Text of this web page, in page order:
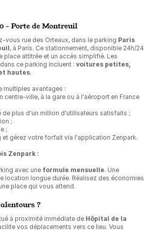
- Porte de Montreuil
vous rue des Orteaux, dans le parking Paris
, à Paris. Ce stationnement, disponible 24h/24
place attitrée et un accès simplifié. Les
ce parking incluent : voitures petites,
hautes.
multiples avantages :
centre-ville, à la gare ou à l'aéroport en France
de plus d'un million d'utilisateurs satisfaits ;
;
;
et gérez votre forfait via l'application Zenpark.
Zenpark :
avec une formule mensuelle. Une
location longue durée. Réalisez des économies
place qui vous attend.
?
à proximité immédiate de Hôpital de la
vos déplacements vers ce lieu. Vous